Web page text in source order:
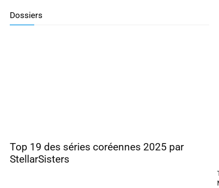
Dossiers
Top 19 des séries coréennes 2025 par
StellarSisters